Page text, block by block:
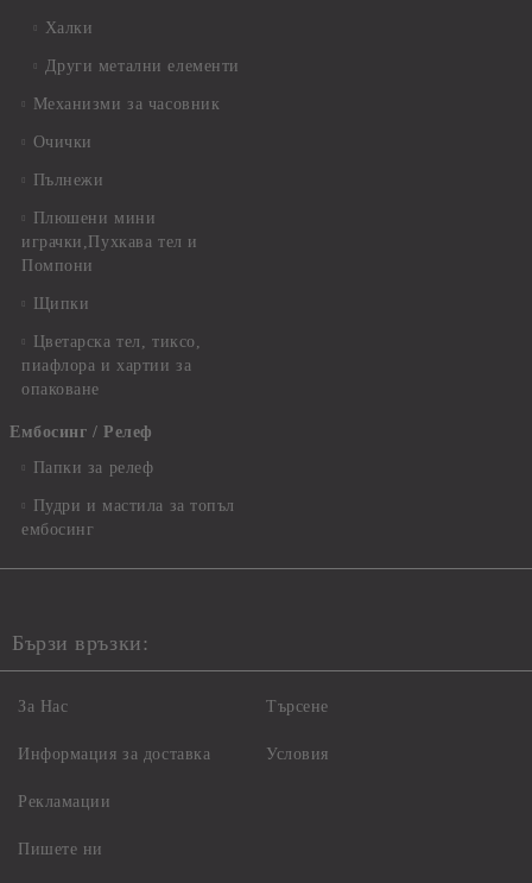
Халки
Други метални елементи
Механизми за часовник
Очички
Пълнежи
Плюшени мини
играчки,Пухкава тел и
Помпони
Щипки
Цветарска тел, тиксо,
пиафлора и хартии за
опаковане
Ембосинг / Релеф
Папки за релеф
Пудри и мастила за топъл
ембосинг
Бързи връзки:
За Нас
Информация за доставка
Рекламации
Пишете ни
Търсене
Условия